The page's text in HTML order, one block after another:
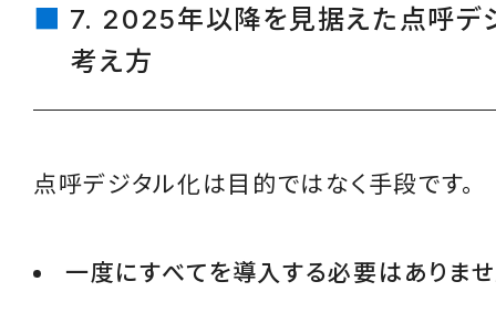
7. 2025年以降を見据えた点呼デ
考え方
点呼デジタル化は目的ではなく手段です。
一度にすべてを導入する必要はありま